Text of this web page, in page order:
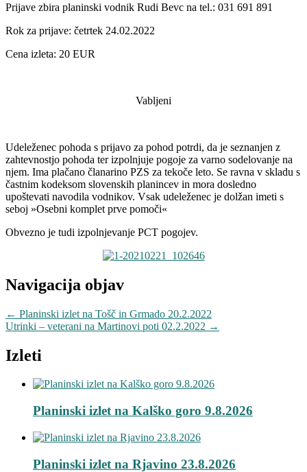
Prijave zbira planinski vodnik Rudi Bevc na tel.: 031 691 891
Rok za prijave: četrtek 24.02.2022
Cena izleta: 20 EUR
Vabljeni
Udeleženec pohoda s prijavo za pohod potrdi, da je seznanjen z
zahtevnostjo pohoda ter izpolnjuje pogoje za varno sodelovanje na
njem. Ima plačano članarino PZS za tekoče leto. Se ravna v skladu s
častnim kodeksom slovenskih planincev in mora dosledno
upoštevati navodila vodnikov. Vsak udeleženec je dolžan imeti s
seboj »Osebni komplet prve pomoči«
Obvezno je tudi izpolnjevanje PCT pogojev.
Navigacija objav
← Planinski izlet na Tošč in Grmado 20.2.2022
Utrinki – veterani na Martinovi poti 02.2.2022 →
Izleti
Planinski izlet na Kalško goro 9.8.2026
Planinski izlet na Rjavino 23.8.2026